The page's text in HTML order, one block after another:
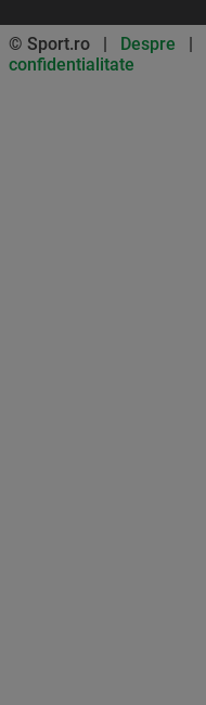
© Sport.ro | Despre |
confidentialitate